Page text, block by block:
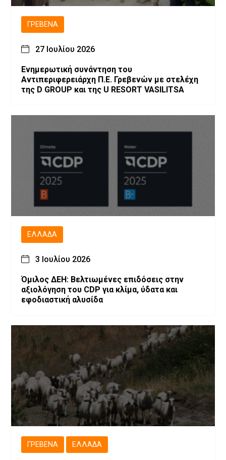
ΓΡΕΒΕΝΆ
27 Ιουλίου 2026
Ενημερωτική συνάντηση του
Αντιπεριφερειάρχη Π.Ε. Γρεβενών με στελέχη
της D GROUP και της U RESORT VASILITSA
ΕΛΛΆΔΑ
3 Ιουλίου 2026
Όμιλος ΔΕΗ: Βελτιωμένες επιδόσεις στην
αξιολόγηση του CDP για κλίμα, ύδατα και
εφοδιαστική αλυσίδα
ΓΡΕΒΕΝΆ ΕΛΛΆΔΑ